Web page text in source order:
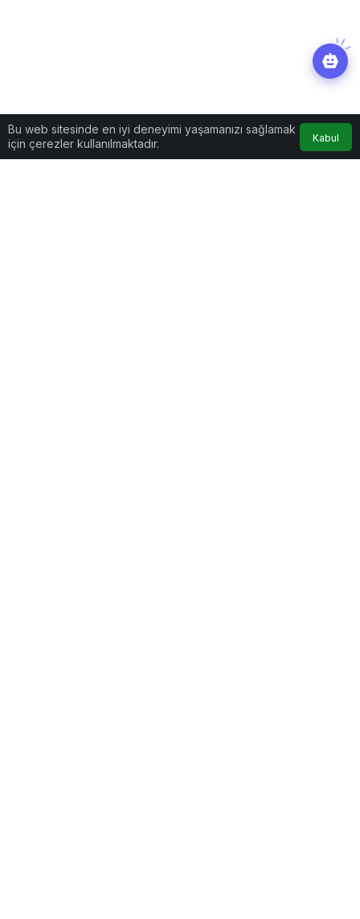
Bu web sitesinde en iyi deneyimi yaşamanızı sağlamak
için çerezler kullanılmaktadır.
Kabul